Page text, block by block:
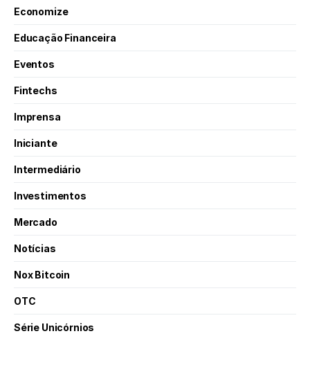
Economize
Educação Financeira
Eventos
Fintechs
Imprensa
Iniciante
Intermediário
Investimentos
Mercado
Notícias
Nox Bitcoin
OTC
Série Unicórnios